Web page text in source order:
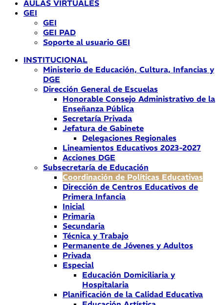
AULAS VIRTUALES
GEI
GEI
GEI PAD
Soporte al usuario GEI
INSTITUCIONAL
Ministerio de Educación, Cultura, Infancias y
DGE
Dirección General de Escuelas
Honorable Consejo Administrativo de la
Enseñanza Pública
Secretaría Privada
Jefatura de Gabinete
Delegaciones Regionales
Lineamientos Educativos 2023-2027
Acciones DGE
Subsecretaría de Educación
Coordinación de Políticas Educativas
Dirección de Centros Educativos de
Primera Infancia
Inicial
Primaria
Secundaria
Técnica y Trabajo
Permanente de Jóvenes y Adultos
Privada
Especial
Educación Domiciliaria y
Hospitalaria
Planificación de la Calidad Educativa